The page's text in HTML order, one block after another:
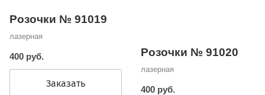
Розочки № 91019
лазерная
400 руб.
Заказать
Розочки № 91020
лазерная
400 руб.